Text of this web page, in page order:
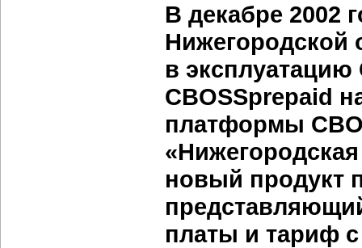
В декабре 2002
Нижегородской
в
CBOSSprepaid
платформы
новый продукт
платы и тариф